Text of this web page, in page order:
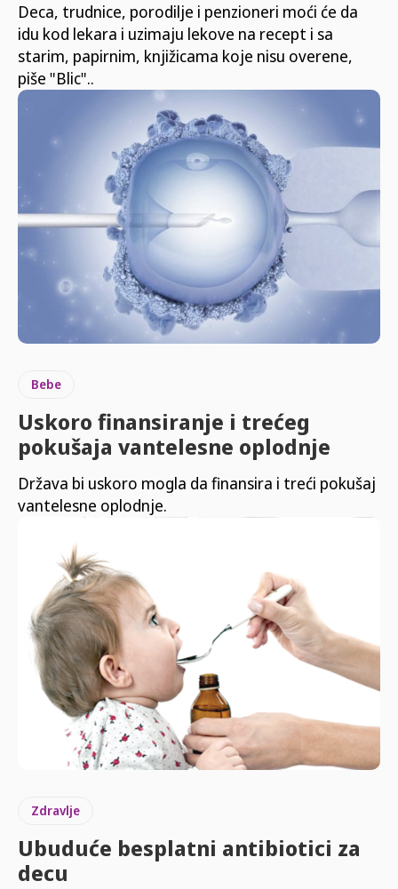
Deca, trudnice, porodilje i penzioneri moći će da
idu kod lekara i uzimaju lekove na recept i sa
starim, papirnim, knjižicama koje nisu overene,
piše "Blic"..
Bebe
Uskoro finansiranje i trećeg
pokušaja vantelesne oplodnje
Država bi uskoro mogla da finansira i treći pokušaj
vantelesne oplodnje.
Zdravlje
Ubuduće besplatni antibiotici za
decu